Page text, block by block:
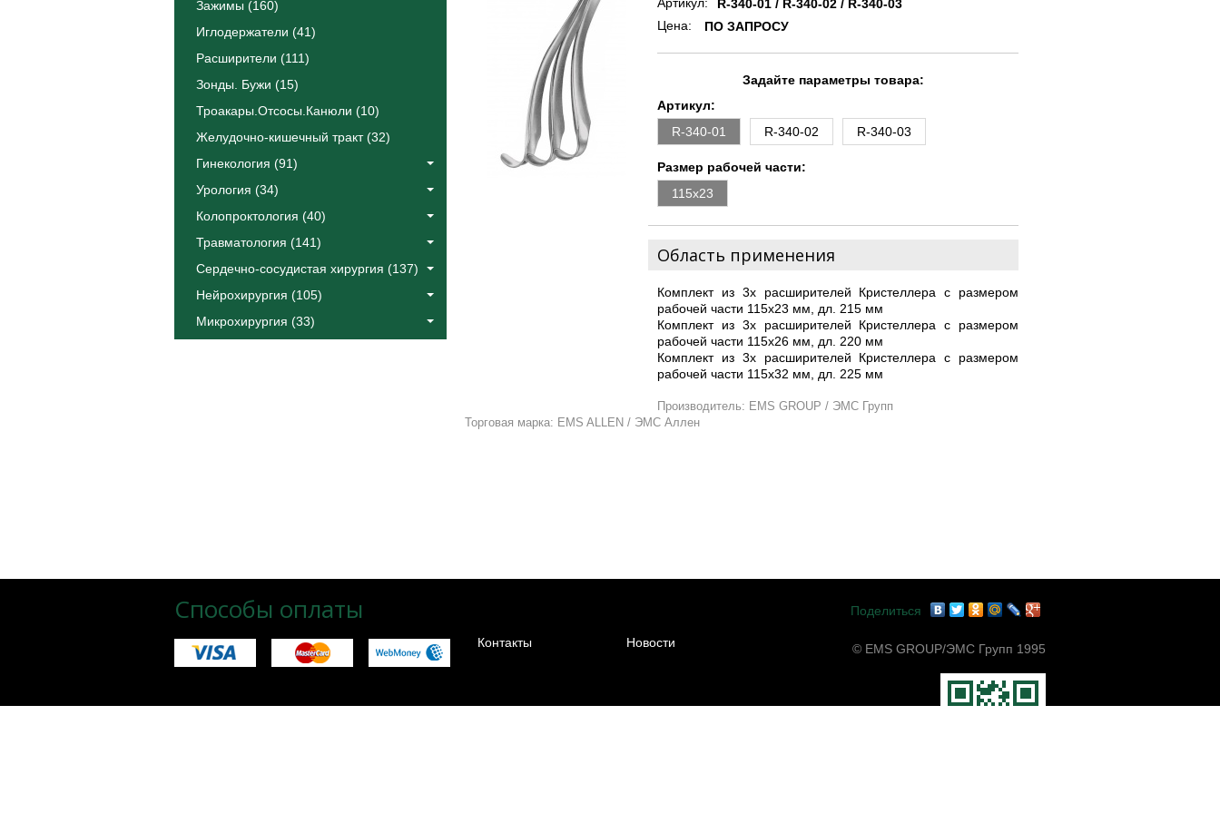
Зажимы (160)
Иглодержатели (41)
Расширители (111)
Зонды. Бужи (15)
Троакары.Отсосы.Канюли (10)
Желудочно-кишечный тракт (32)
Гинекология (91)
Урология (34)
Колопроктология (40)
Травматология (141)
Сердечно-сосудистая хирургия (137)
Нейрохирургия (105)
Микрохирургия (33)
Артикул:
R-340-01 / R-340-02 / R-340-03
Цена:
ПО ЗАПРОСУ
Задайте параметры товара:
Артикул:
R-340-01
R-340-02 R-340-03
Размер рабочей части:
115х23
Область применения
Комплект из 3х расширителей Кристеллера с размером
рабочей части 115х23 мм, дл. 215 мм
Комплект из 3х расширителей Кристеллера с размером
рабочей части 115х26 мм, дл. 220 мм
Комплект из 3х расширителей Кристеллера с размером
рабочей части 115х32 мм, дл. 225 мм
Производитель: EMS GROUP / ЭМС Групп
Торговая марка: EMS ALLEN / ЭМС Аллен
Способы оплаты
Контакты Новости
Поделиться
© EMS GROUP/ЭМС Групп 1995